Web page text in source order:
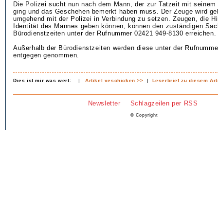
Die Polizei sucht nun nach dem Mann, der zur Tatzeit mit seinem
ging und das Geschehen bemerkt haben muss. Der Zeuge wird
umgehend mit der Polizei in Verbindung zu setzen. Zeugen, die
Identität des Mannes geben können, können den zuständigen
Bürodienstzeiten unter der Rufnummer 02421 949-8130 erreichen.
Außerhalb der Bürodienstzeiten werden diese unter der
entgegen genommen.
Dies ist mir was wert: |Artikel veschicken >> | Leserbrief zu diesem
Newsletter Schlagzeilen per RSS
© Copyright